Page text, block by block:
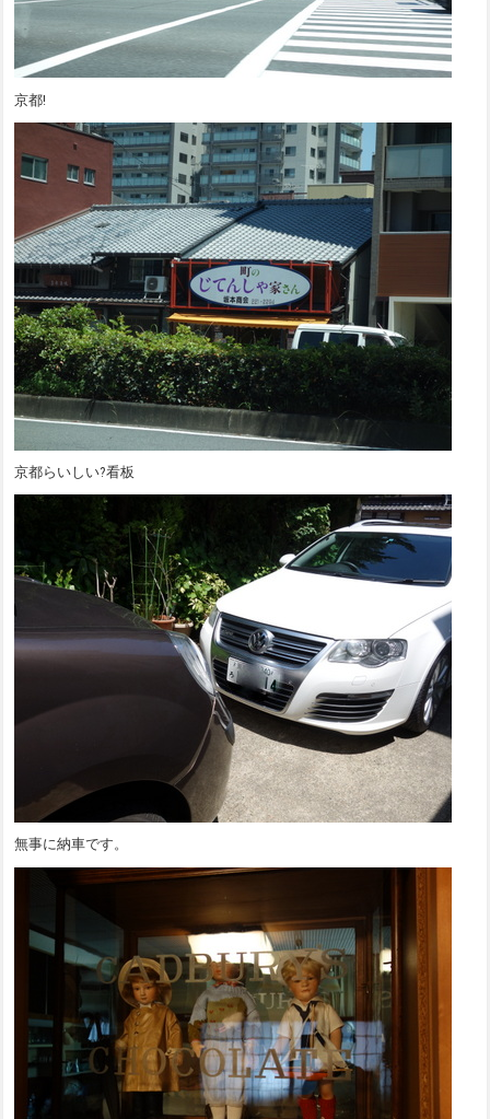
京都!
京都らいしい?看板
無事に納車です。